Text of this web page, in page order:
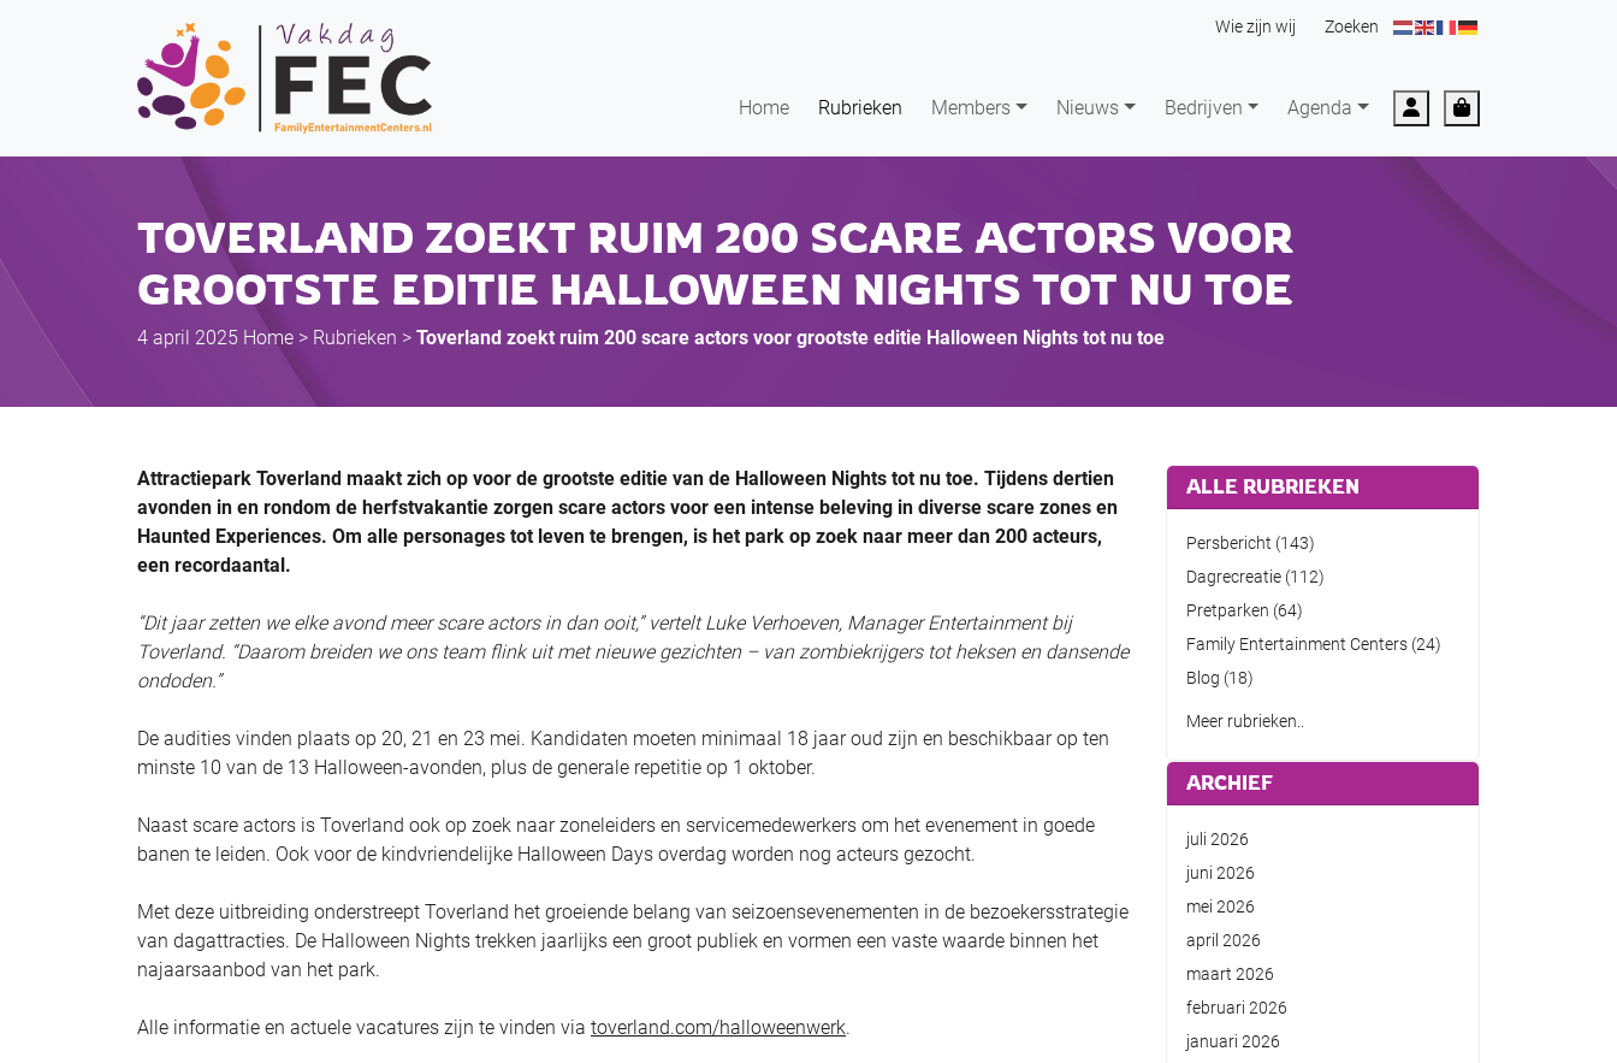
Wie zijn wij Zoeken
Home Rubrieken Members Nieuws Bedrijven Agenda AccountCart
TOVERLAND ZOEKT RUIM 200 SCARE ACTORS VOOR
GROOTSTE EDITIE HALLOWEEN NIGHTS TOT NU TOE
4 april 2025 Home > Rubrieken > Toverland zoekt ruim 200 scare actors voor grootste editie Halloween Nights tot nu toe
Attractiepark Toverland maakt zich op voor de grootste editie van de Halloween Nights tot nu toe. Tijdens dertien
avonden in en rondom de herfstvakantie zorgen scare actors voor een intense beleving in diverse scare zones en
Haunted Experiences. Om alle personages tot leven te brengen, is het park op zoek naar meer dan 200 acteurs,
een recordaantal.
“Dit jaar zetten we elke avond meer scare actors in dan ooit,” vertelt Luke Verhoeven, Manager Entertainment bij
Toverland. “Daarom breiden we ons team flink uit met nieuwe gezichten – van zombiekrijgers tot heksen en dansende
ondoden.”
De audities vinden plaats op 20, 21 en 23 mei. Kandidaten moeten minimaal 18 jaar oud zijn en beschikbaar op ten
minste 10 van de 13 Halloween-avonden, plus de generale repetitie op 1 oktober.
Naast scare actors is Toverland ook op zoek naar zoneleiders en servicemedewerkers om het evenement in goede
banen te leiden. Ook voor de kindvriendelijke Halloween Days overdag worden nog acteurs gezocht.
Met deze uitbreiding onderstreept Toverland het groeiende belang van seizoensevenementen in de bezoekersstrategie
van dagattracties. De Halloween Nights trekken jaarlijks een groot publiek en vormen een vaste waarde binnen het
najaarsaanbod van het park.
Alle informatie en actuele vacatures zijn te vinden via toverland.com/halloweenwerk.
ALLE RUBRIEKEN
Persbericht (143)
Dagrecreatie (112)
Pretparken (64)
Family Entertainment Centers (24)
Blog (18)
Meer rubrieken..
ARCHIEF
juli 2026
juni 2026
mei 2026
april 2026
maart 2026
februari 2026
januari 2026